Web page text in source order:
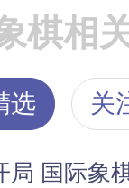
棋相
选 关
局 国际象